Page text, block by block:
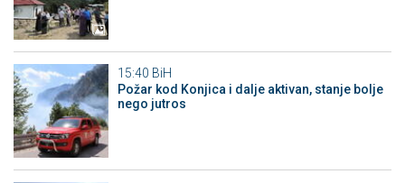
15:40 BiH
Požar kod Konjica i dalje aktivan, stanje bolje
nego jutros